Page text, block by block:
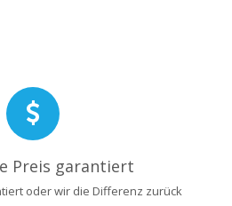
Preis garantiert
oder wir die Differenz zurück